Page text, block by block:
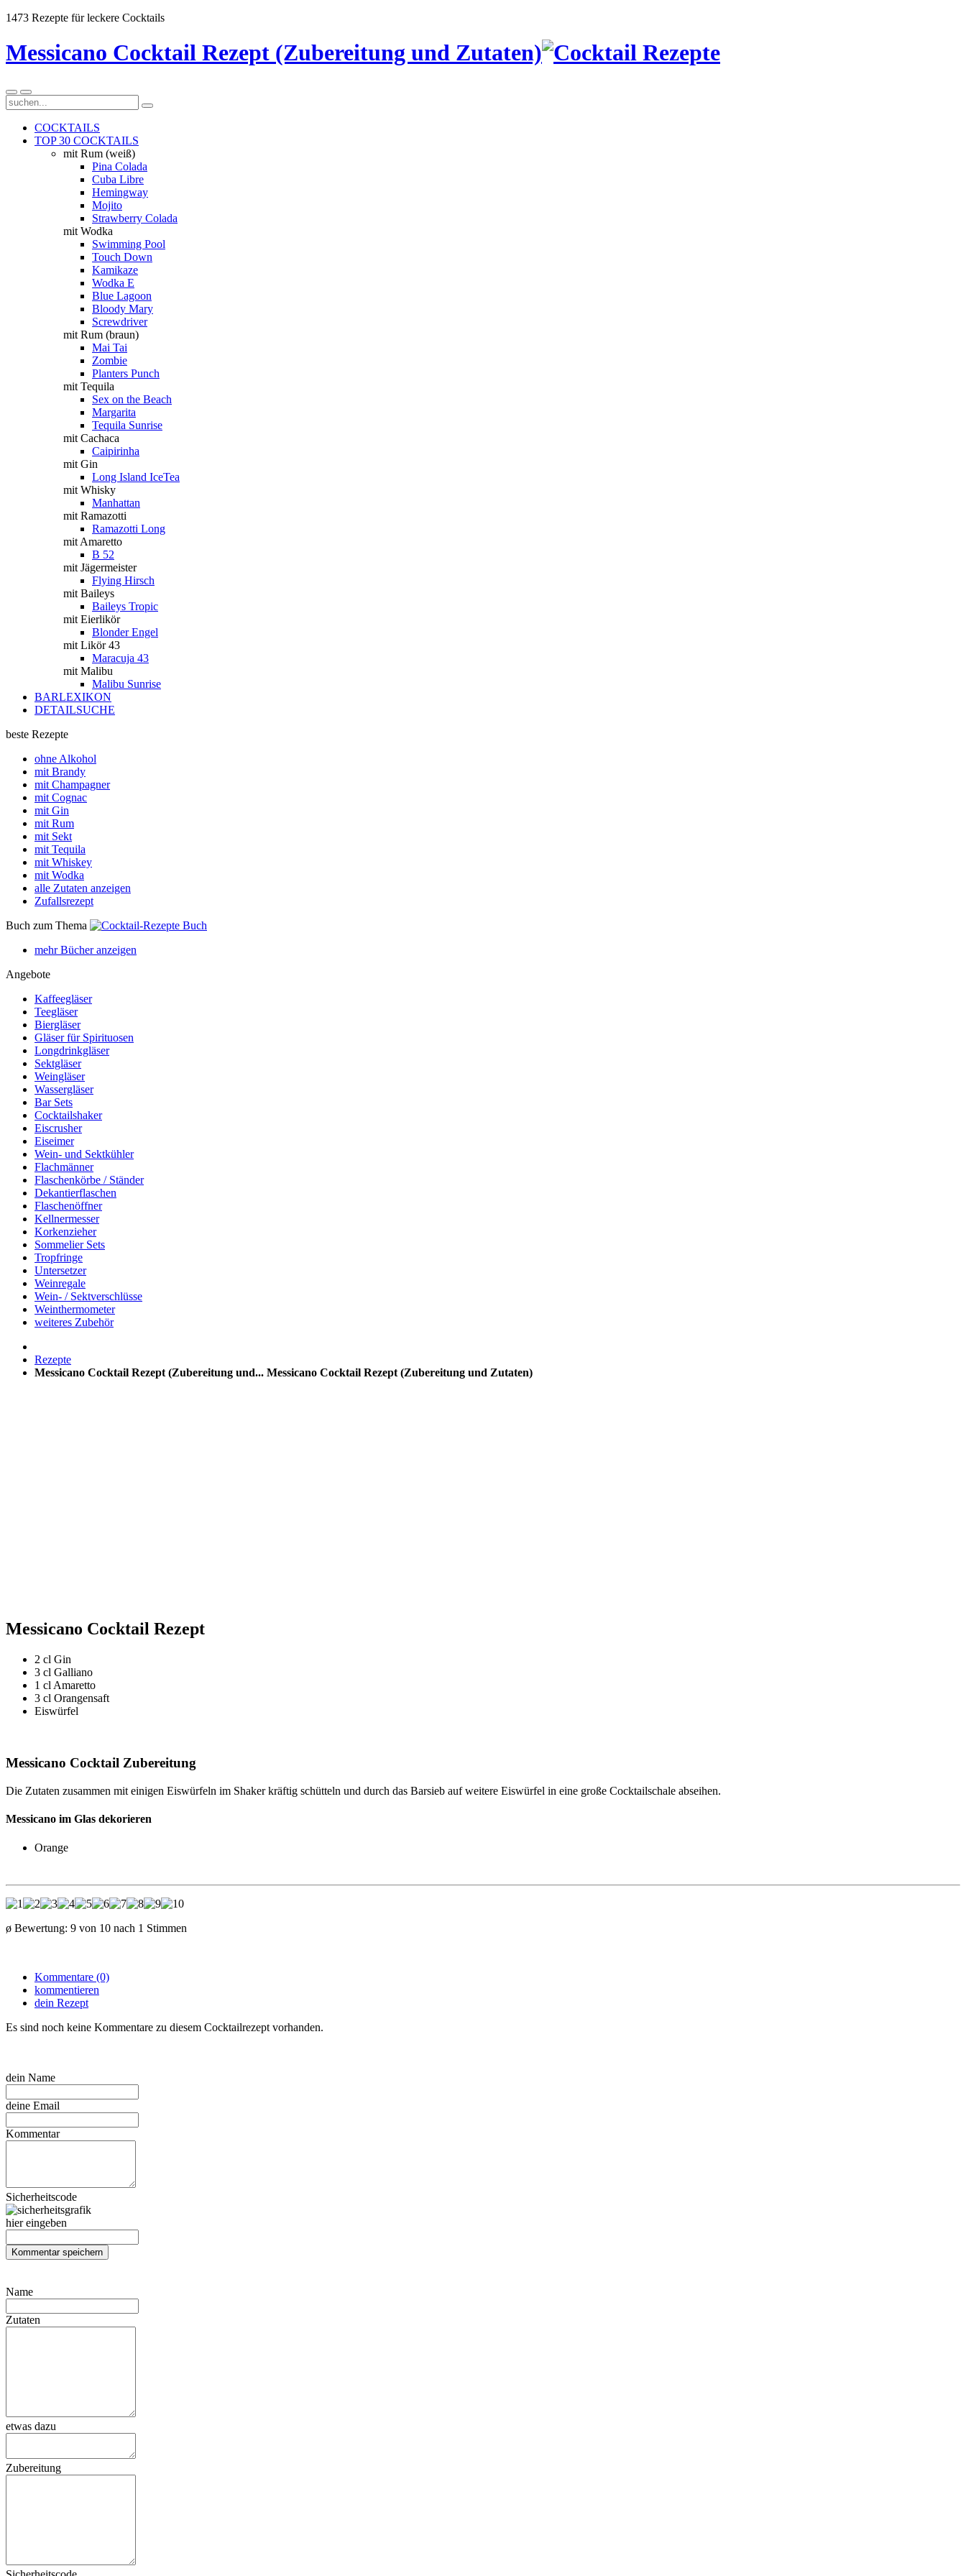
1473 Rezepte für leckere Cocktails
Messicano Cocktail Rezept (Zubereitung und Zutaten)
COCKTAILS
TOP 30 COCKTAILS
mit Rum (weiß)
Pina Colada
Cuba Libre
Hemingway
Mojito
Strawberry Colada
mit Wodka
Swimming Pool
Touch Down
Kamikaze
Wodka E
Blue Lagoon
Bloody Mary
Screwdriver
mit Rum (braun)
Mai Tai
Zombie
Planters Punch
mit Tequila
Sex on the Beach
Margarita
Tequila Sunrise
mit Cachaca
Caipirinha
mit Gin
Long Island IceTea
mit Whisky
Manhattan
mit Ramazotti
Ramazotti Long
mit Amaretto
B 52
mit Jägermeister
Flying Hirsch
mit Baileys
Baileys Tropic
mit Eierlikör
Blonder Engel
mit Likör 43
Maracuja 43
mit Malibu
Malibu Sunrise
BARLEXIKON
DETAILSUCHE
beste Rezepte
ohne Alkohol
mit Brandy
mit Champagner
mit Cognac
mit Gin
mit Rum
mit Sekt
mit Tequila
mit Whiskey
mit Wodka
alle Zutaten anzeigen
Zufallsrezept
Buch zum Thema
mehr Bücher anzeigen
Angebote
Kaffeegläser
Teegläser
Biergläser
Gläser für Spirituosen
Longdrinkgläser
Sektgläser
Weingläser
Wassergläser
Bar Sets
Cocktailshaker
Eiscrusher
Eiseimer
Wein- und Sektkühler
Flachmänner
Flaschenkörbe / Ständer
Dekantierflaschen
Flaschenöffner
Kellnermesser
Korkenzieher
Sommelier Sets
Tropfringe
Untersetzer
Weinregale
Wein- / Sektverschlüsse
Weinthermometer
weiteres Zubehör
Rezepte
Messicano Cocktail Rezept (Zubereitung und... Messicano Cocktail Rezept (Zubereitung und Zutaten)
Messicano Cocktail Rezept
2 cl Gin
3 cl Galliano
1 cl Amaretto
3 cl Orangensaft
Eiswürfel
Messicano Cocktail Zubereitung
Die Zutaten zusammen mit einigen Eiswürfeln im Shaker kräftig schütteln und durch das Barsieb auf weitere Eiswürfel in eine große Cocktailschale abseihen.
Messicano im Glas dekorieren
Orange
ø Bewertung: 9 von 10 nach 1 Stimmen
Kommentare (0)
kommentieren
dein Rezept
Es sind noch keine Kommentare zu diesem Cocktailrezept vorhanden.
dein Name
deine Email
Kommentar
Sicherheitscode
hier eingeben
Name
Zutaten
etwas dazu
Zubereitung